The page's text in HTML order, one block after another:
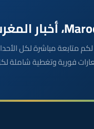
المغرب 24 يوفّر لكم متابعة
فورية وتغطية شاملة